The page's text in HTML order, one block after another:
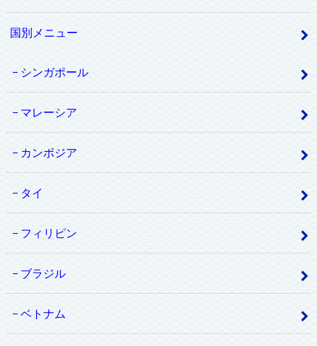
国別メニュー
シンガポール
マレーシア
カンボジア
タイ
フィリピン
ブラジル
ベトナム